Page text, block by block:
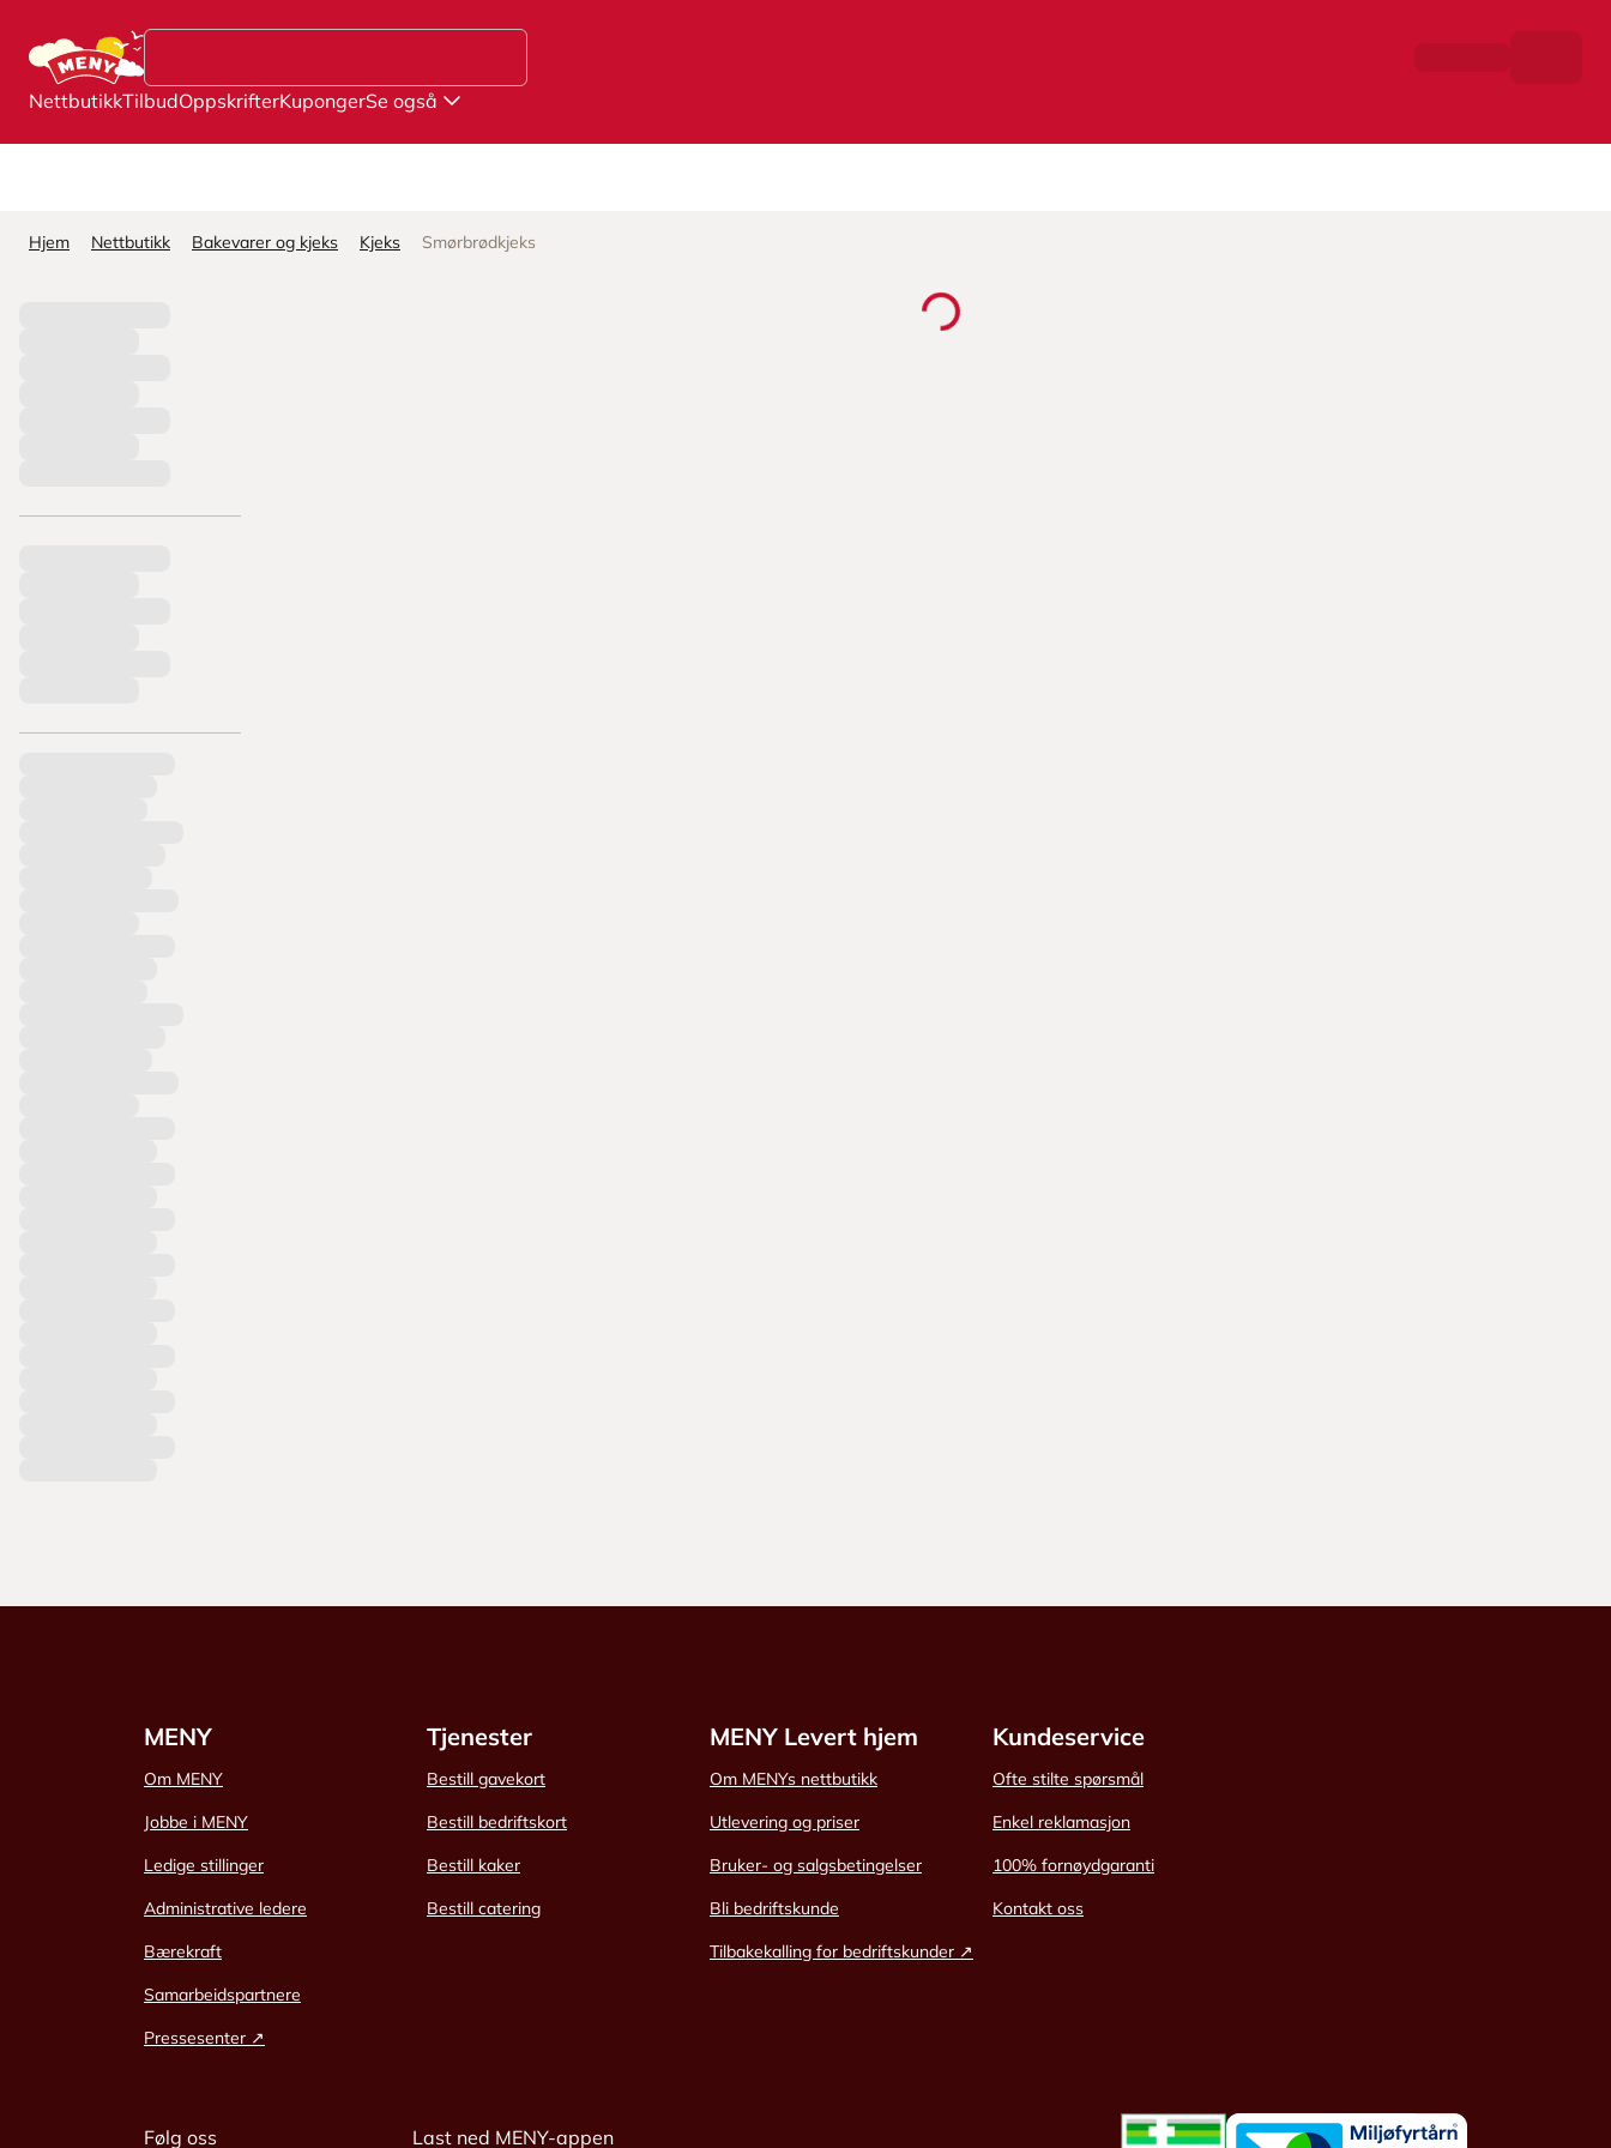
NettbutikkTilbudOppskrifterKupongerSe også
Hjem Nettbutikk Bakevarer og kjeks Kjeks Smørbrødkjeks
MENY
Om MENY
Jobbe i MENY
Ledige stillinger
Administrative ledere
Bærekraft
Samarbeidspartnere
Pressesenter ↗
Tjenester
Bestill gavekort
Bestill bedriftskort
Bestill kaker
Bestill catering
MENY Levert hjem
Om MENYs nettbutikk
Utlevering og priser
Bruker- og salgsbetingelser
Bli bedriftskunde
Tilbakekalling for bedriftskunder ↗
Kundeservice
Ofte stilte spørsmål
Enkel reklamasjon
100% fornøydgaranti
Kontakt oss
Følg oss Last ned MENY-appen